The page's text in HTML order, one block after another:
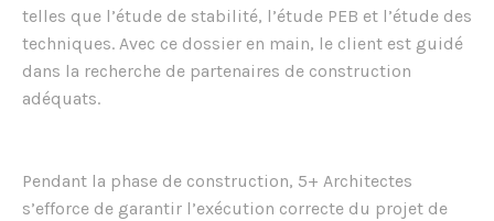
telles que l’étude de stabilité, l’étude PEB et l’étude des
techniques. Avec ce dossier en main, le client est guidé
dans la recherche de partenaires de construction
adéquats.
Pendant la phase de construction, 5+ Architectes
s’efforce de garantir l’exécution correcte du projet de